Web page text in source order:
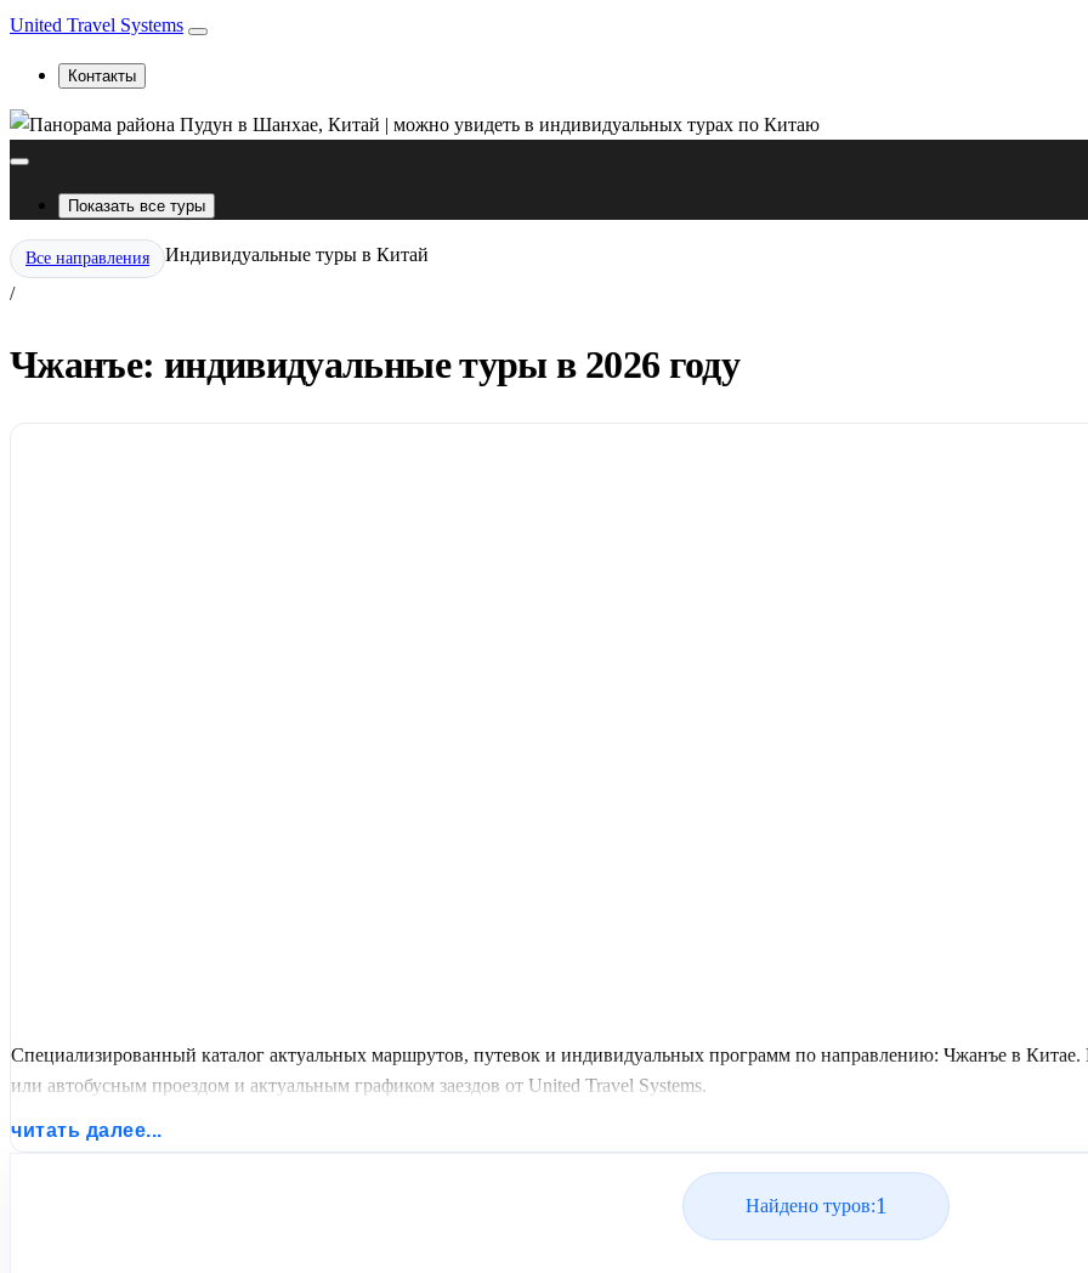
United Travel Systems
Контакты
Показать все туры
Все направления
/
Индивидуальные туры в Китай
Чжанъе: индивидуальные туры в 2026 году
Специализированный каталог актуальных маршрутов, путевок и индивидуальных программ по направлению: Чжанъе в
или автобусным проездом и актуальным графиком заездов от United Travel Systems.
читать далее...
Найдено туров:1